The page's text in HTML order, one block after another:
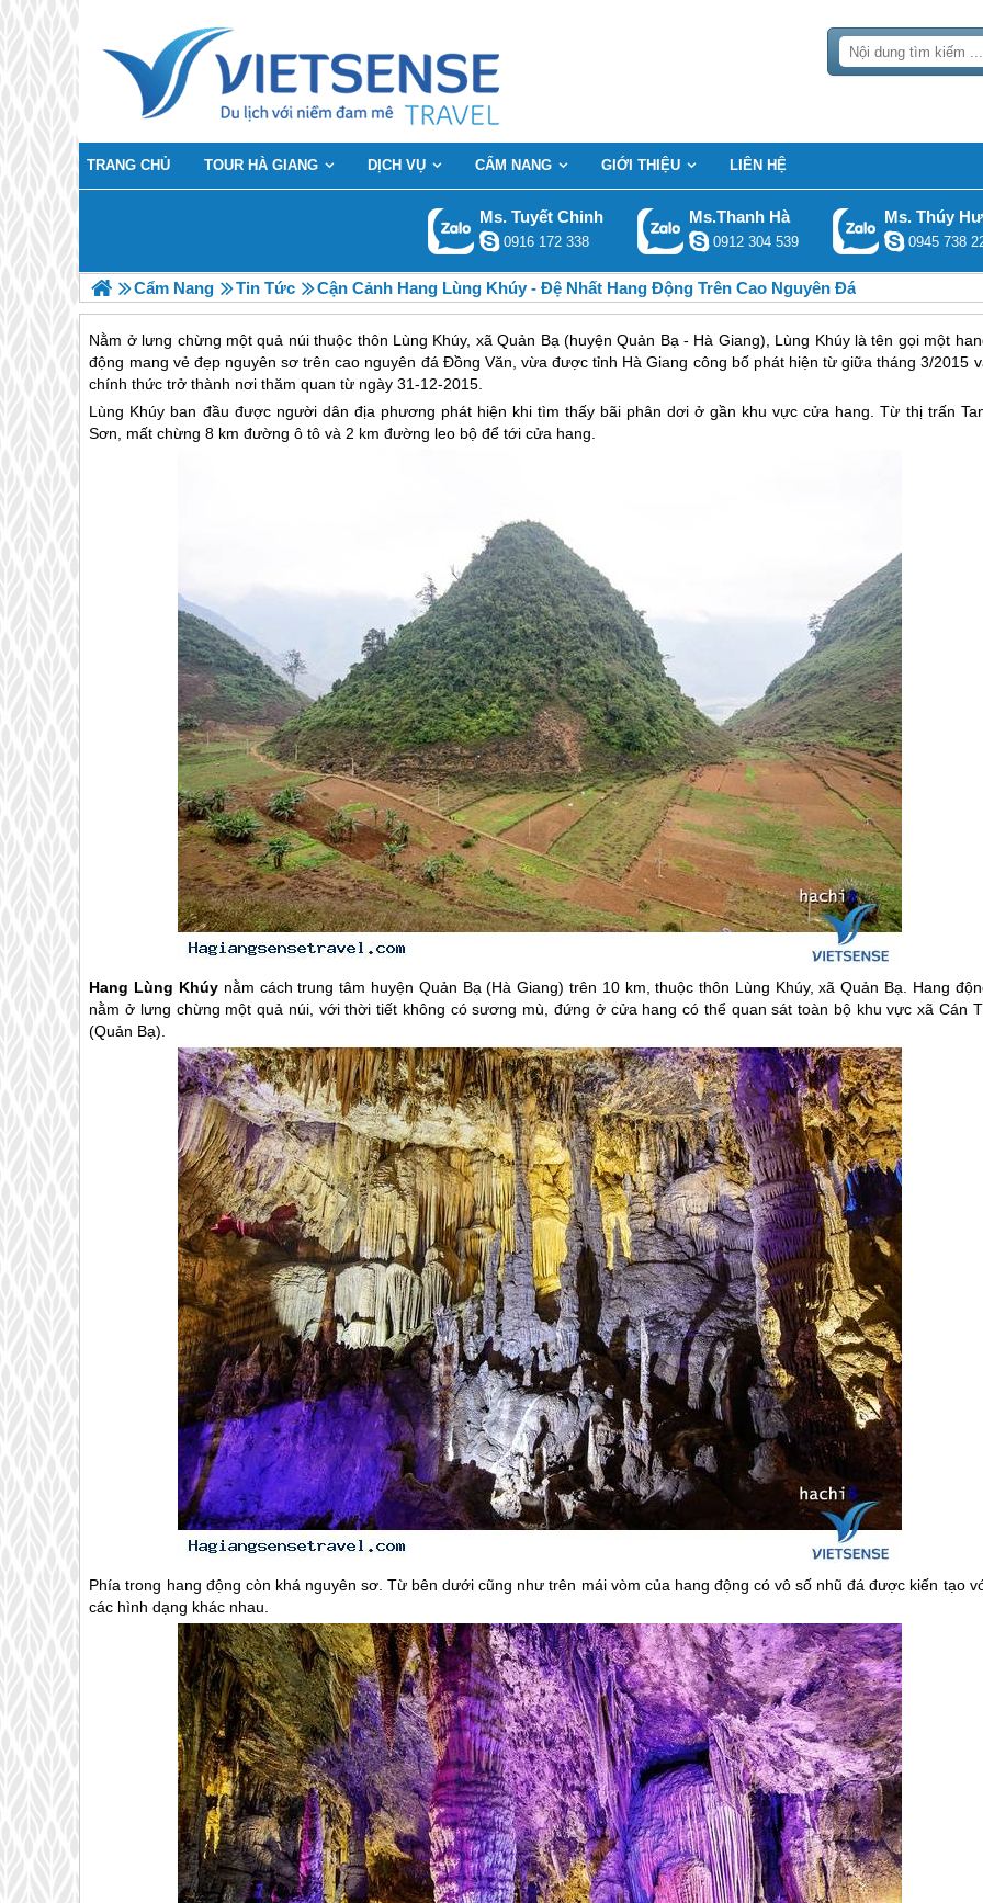
TRANG CHỦ TOUR HÀ GIANG DỊCH VỤ CẨM NANG GIỚI THIỆU LIÊN HỆ
Ms. Tuyết Chinh
0916 172 338
Ms.Thanh Hà
0912 304 539
Ms. Thúy
0945 738
Cẩm Nang Tin Tức Cận Cảnh Hang Lùng Khúy - Đệ Nhất Hang Động Trên Cao Nguyên Đá
Nằm ở lưng chừng một quả núi thuộc thôn Lùng Khúy, xã Quản Bạ (huyện Quản Bạ - Hà Giang), Lùng Khúy là tên gọi một
động mang vẻ đẹp nguyên sơ trên cao nguyên đá Đồng Văn, vừa được tỉnh Hà Giang công bố phát hiện từ giữa tháng 3/2015
chính thức trở thành nơi thăm quan từ ngày 31-12-2015.
Lùng Khúy ban đầu được người dân địa phương phát hiện khi tìm thấy bãi phân dơi ở gần khu vực cửa hang. Từ thị trấn
Sơn, mất chừng 8 km đường ô tô và 2 km đường leo bộ để tới cửa hang.
Hang Lùng Khúynằm cách trung tâm huyện Quản Bạ (Hà Giang) trên 10 km, thuộc thôn Lùng Khúy, xã Quản Bạ. Hang
nằm ở lưng chừng một quả núi, với thời tiết không có sương mù, đứng ở cửa hang có thể quan sát toàn bộ khu vực xã Cán
(Quản Bạ).
Phía trong hang động còn khá nguyên sơ. Từ bên dưới cũng như trên mái vòm của hang động có vô số nhũ đá được kiến tạo
các hình dạng khác nhau.